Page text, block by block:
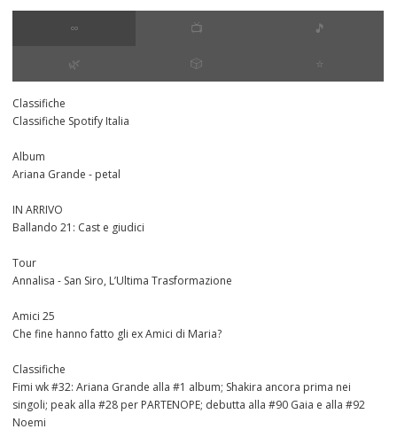
∞ 📺 🎵
🌿 🎲 ⭐️
Classifiche
Classifiche Spotify Italia
Album
Ariana Grande - petal
IN ARRIVO
Ballando 21: Cast e giudici
Tour
Annalisa - San Siro, L’Ultima Trasformazione
Amici 25
Che fine hanno fatto gli ex Amici di Maria?
Classifiche
Fimi wk #32: Ariana Grande alla #1 album; Shakira ancora prima nei
singoli; peak alla #28 per PARTENOPE; debutta alla #90 Gaia e alla #92
Noemi